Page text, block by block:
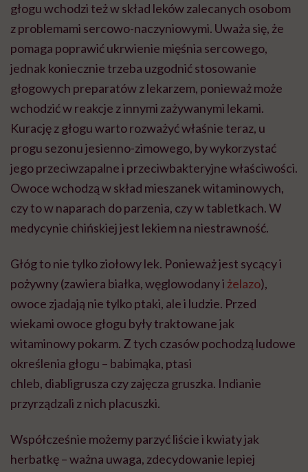
głogu wchodzi też w skład leków zalecanych osobom
z problemami sercowo-naczyniowymi. Uważa się, że
pomaga poprawić ukrwienie mięśnia sercowego,
jednak koniecznie trzeba uzgodnić stosowanie
głogowych preparatów z lekarzem, ponieważ może
wchodzić w reakcje z innymi zażywanymi lekami.
Kurację z głogu warto rozważyć właśnie teraz, u
progu sezonu jesienno-zimowego, by wykorzystać
jego przeciwzapalne i przeciwbakteryjne właściwości.
Owoce wchodzą w skład mieszanek witaminowych,
czy to w naparach do parzenia, czy w tabletkach. W
medycynie chińskiej jest lekiem na niestrawność.
Głóg to nie tylko ziołowy lek. Ponieważ jest sycący i
pożywny (zawiera białka, węglowodany i żelazo),
owoce zjadają nie tylko ptaki, ale i ludzie. Przed
wiekami owoce głogu były traktowane jak
witaminowy pokarm. Z tych czasów pochodzą ludowe
określenia głogu – babimąka, ptasi
chleb, diabligrusza czy zajęcza gruszka. Indianie
przyrządzali z nich placuszki.
Współcześnie możemy parzyć liście i kwiaty jak
herbatkę – ważna uwaga, zdecydowanie lepiej